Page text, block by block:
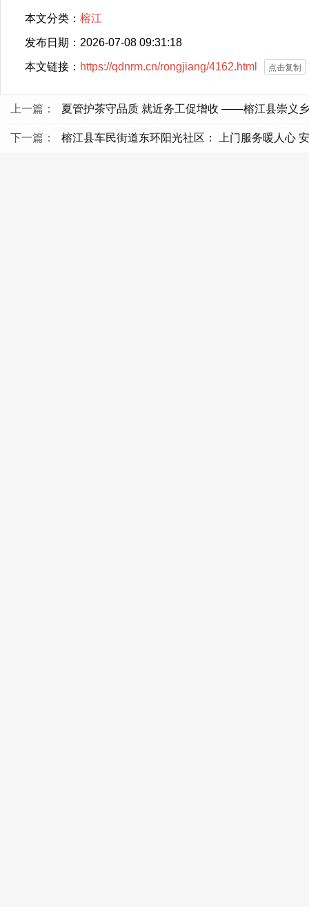
本文分类： 榕江
发布日期：2026-07-08 09:31:18
本文链接： https://qdnrm.cn/rongjiang/4162.html 点击复制
上一篇： 夏管护茶守品质 就近务工促增收 ——榕江县崇义
下一篇： 榕江县车民街道东环阳光社区： 上门服务暖人心